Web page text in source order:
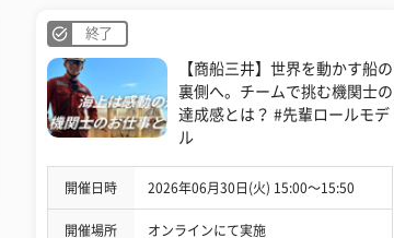
終了
【商船三井】世界を動かす船の
裏側へ。チームで挑む機関士の
達成感とは？ #先輩ロールモデ
ル
開催日時 2026年06月30日(火) 15:00〜15:50
開催場所 オンラインにて実施